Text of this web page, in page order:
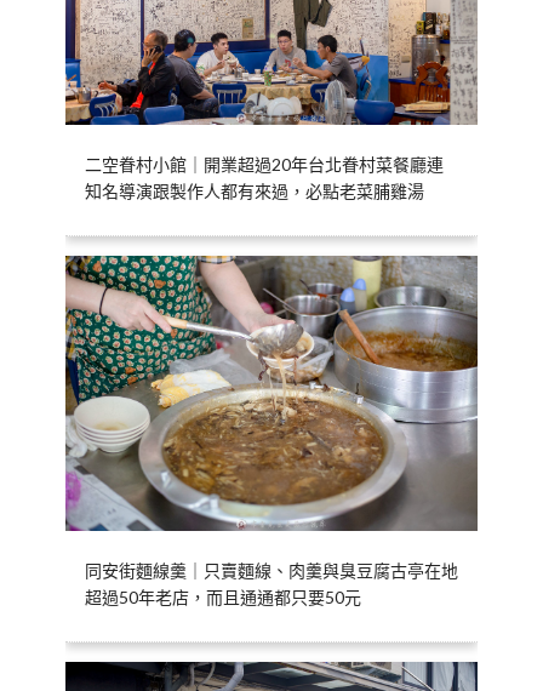
二空眷村小館｜開業超過20年台北眷村菜餐廳連
知名導演跟製作人都有來過，必點老菜脯雞湯
同安街麵線羹｜只賣麵線、肉羹與臭豆腐古亭在地
超過50年老店，而且通通都只要50元